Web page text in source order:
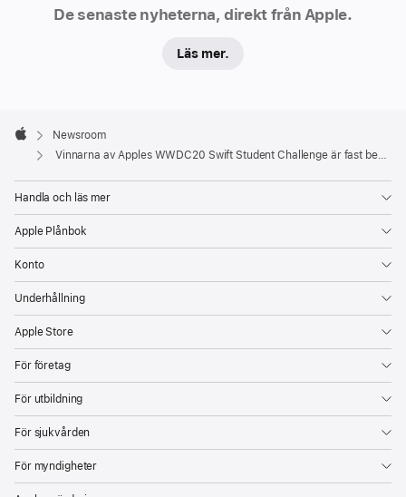
De senaste nyheterna, direkt från Apple.
Läs mer.
Footer

Apple
Newsroom
Vinnarna av Apples WWDC20 Swift Student Challenge är fast beslutna om att forma framtiden
Handla och läs mer
Apple Plånbok
Konto
Underhållning
Apple Store
För företag
För utbildning
För sjukvården
För myndigheter